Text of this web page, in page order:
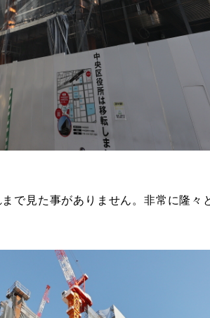
で見た事がありません。非常に隆々